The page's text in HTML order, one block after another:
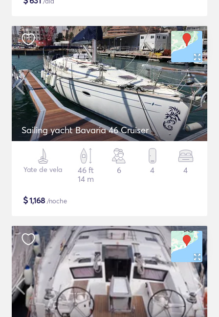
Sailing yacht Bavaria 46 Cruiser
Yate de vela
46 ft
14 m
6 4 4
$1,168 /noche